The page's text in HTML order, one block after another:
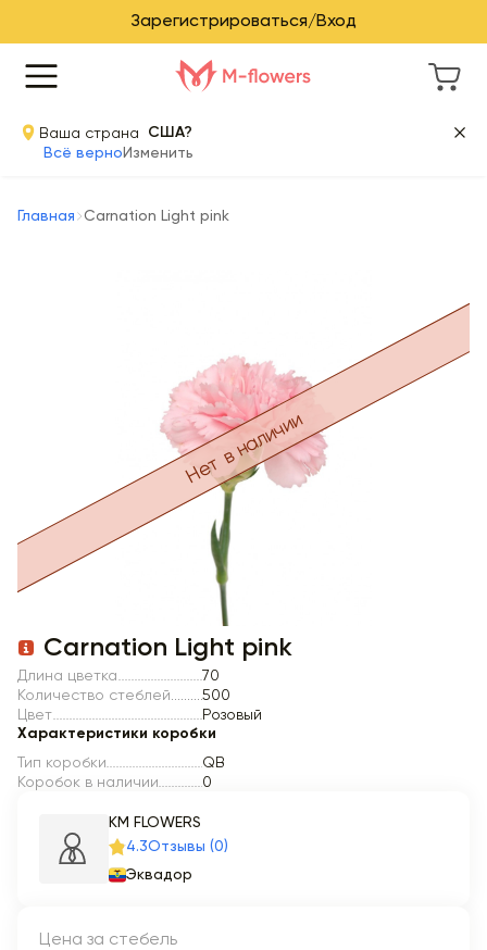
Зарегистрироваться/Вход
Ваша страна
США?
Всё верно Изменить
Главная Carnation Light pink
Item 1 of 1
Нет в наличии
Carnation Light pink
Длина цветка
70
Количество стеблей
500
Цвет
Розовый
Характеристики коробки
Тип коробки
QB
Коробок в наличии
0
KM FLOWERS
4.3Отзывы (0)
Эквадор
Цена за стебель